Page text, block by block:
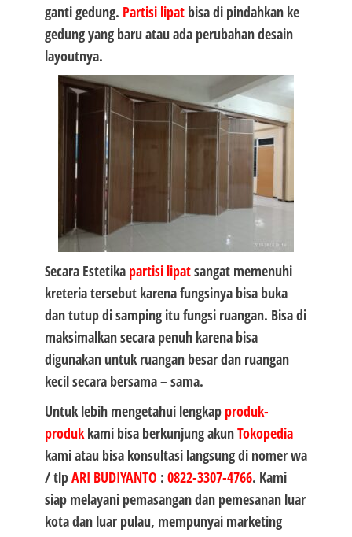
ganti gedung. Partisi lipatbisa di pindahkan ke
gedung yang baru atau ada perubahan desain
layoutnya.
Secara Estetika partisi lipatsangat memenuhi
kreteria tersebut karena fungsinya bisa buka
dan tutup di samping itu fungsi ruangan. Bisa di
maksimalkan secara penuh karena bisa
digunakan untuk ruangan besar dan ruangan
kecil secara bersama – sama.
Untuk lebih mengetahui lengkap produk-
produkkami bisa berkunjung akunTokopedia
kami atau bisa konsultasi langsung di nomer wa
/ tlpARI BUDIYANTO : 0822-3307-4766. Kami
siap melayani pemasangan dan pemesanan luar
kota dan luar pulau, mempunyai marketing